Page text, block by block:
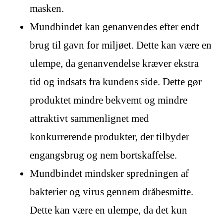
masken.
Mundbindet kan genanvendes efter endt
brug til gavn for miljøet. Dette kan være en
ulempe, da genanvendelse kræver ekstra
tid og indsats fra kundens side. Dette gør
produktet mindre bekvemt og mindre
attraktivt sammenlignet med
konkurrerende produkter, der tilbyder
engangsbrug og nem bortskaffelse.
Mundbindet mindsker spredningen af
bakterier og virus gennem dråbesmitte.
Dette kan være en ulempe, da det kun